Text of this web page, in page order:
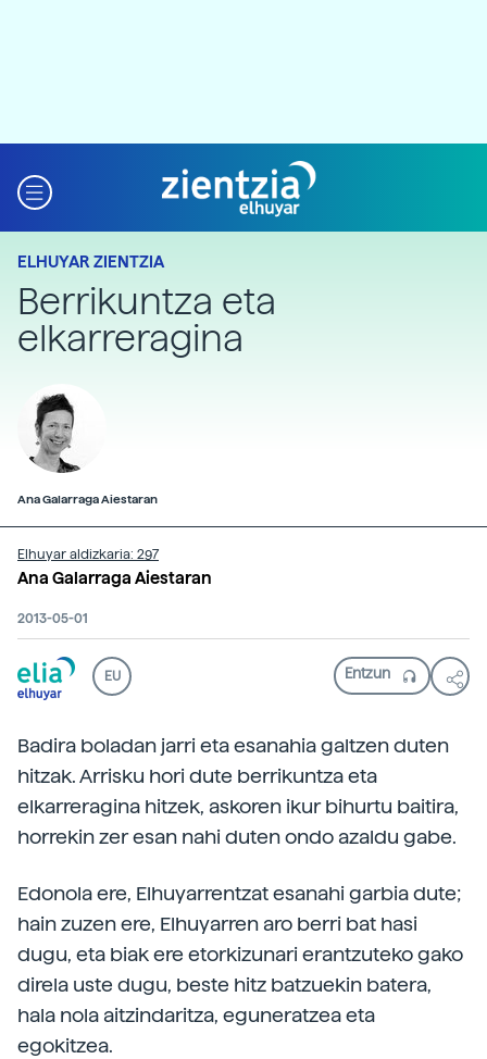
Ana Galarraga Aiestaran
ELHUYAR ZIENTZIA
Berrikuntza eta
elkarreragina
Elhuyar aldizkaria: 297
Ana Galarraga Aiestaran
2013-05-01
EU
Badira boladan jarri eta esanahia galtzen duten
hitzak. Arrisku hori dute berrikuntza eta
elkarreragina hitzek, askoren ikur bihurtu baitira,
horrekin zer esan nahi duten ondo azaldu gabe.
Edonola ere, Elhuyarrentzat esanahi garbia dute;
hain zuzen ere, Elhuyarren aro berri bat hasi
dugu, eta biak ere etorkizunari erantzuteko gako
direla uste dugu, beste hitz batzuekin batera,
hala nola aitzindaritza, eguneratzea eta
egokitzea.